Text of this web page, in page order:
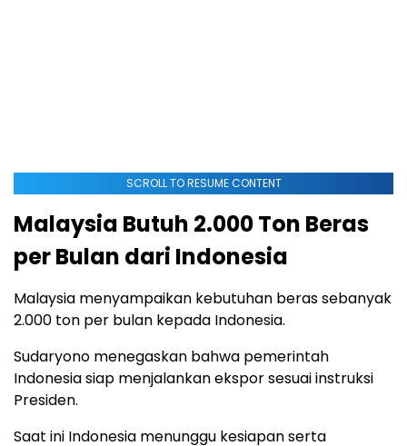
SCROLL TO RESUME CONTENT
Malaysia Butuh 2.000 Ton Beras
per Bulan dari Indonesia
Malaysia menyampaikan kebutuhan beras sebanyak
2.000 ton per bulan kepada Indonesia.
Sudaryono menegaskan bahwa pemerintah
Indonesia siap menjalankan ekspor sesuai instruksi
Presiden.
Saat ini Indonesia menunggu kesiapan serta